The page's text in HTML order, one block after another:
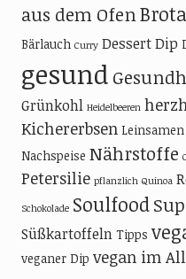
aus dem Ofen
Bärlauch Curry DessertDip
gesund
Grünkohl Heidelbeeren
Kichererbsen Leinsamen
Nachspeise Nährstoffe
Petersilie pflanzlich Quinoa
Schokolade Soulfood
Süßkartoffeln Tipps
veganer Dip vegan im